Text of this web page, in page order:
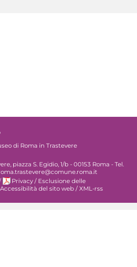
di Roma in Trastevere
piazza S. Egidio, 1/b - 00153 Roma - Tel.
Privacy / Esclusione delle
Accessibilità del sito web / XML-rss